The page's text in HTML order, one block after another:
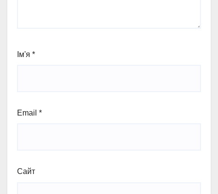
Ім'я *
Email *
Сайт